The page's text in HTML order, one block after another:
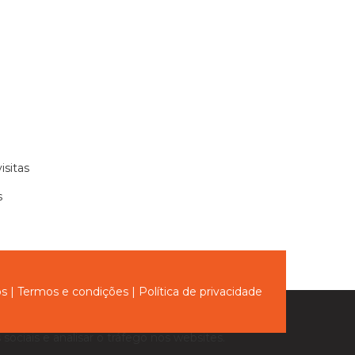
| Termos e condições | Política de privacidade
e analisar o tráfego nos websites.